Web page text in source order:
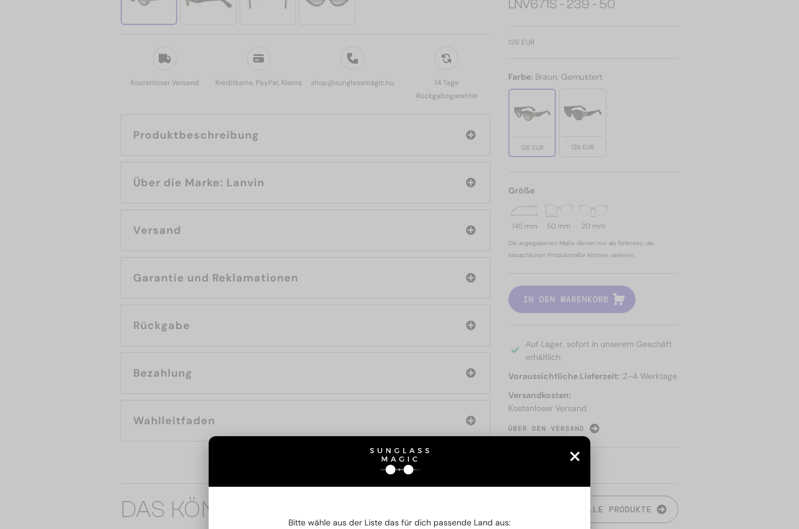
Kostenloser Versand Kreditkarte, PayPal, Klarna shop@sunglassmagic.hu
14 Tage
Rückgabegarantie
Produktbeschreibung
Über die Marke: Lanvin
Versand
Garantie und Reklamationen
Rückgabe
Bezahlung
Wahlleitfaden
LNV671S - 239 - 50
126 EUR
Farbe: Braun, Gemustert
126 EUR 126 EUR
Größe
145 mm 50 mm 20 mm
Die angegebenen Maße dienen nur als Referenz; die
tatsächlichen Produktmaße können variieren.
IN DEN WARENKORB
Auf Lager, sofort in unserem Geschäft
erhältlich
Voraussichtliche Lieferzeit: 2–4 Werktage
Versandkosten:
Kostenloser Versand
ÜBER DEN VERSAND
DAS KÖNNTE SIE AUCH INTERESSIEREN ALLE PRODUKTE
Bitte wähle aus der Liste das für dich passende Land aus: